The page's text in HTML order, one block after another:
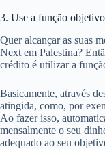
3. Use a função
Quer alcançar as suas
Next em Palestina?
crédito é utilizar a
Basicamente, através
atingida, como, por
Ao fazer isso,
mensalmente o seu
adequado ao seu